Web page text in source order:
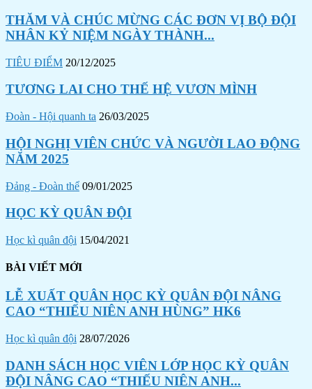
THĂM VÀ CHÚC MỪNG CÁC ĐƠN VỊ BỘ ĐỘI
NHÂN KỶ NIỆM NGÀY THÀNH...
TIÊU ĐIỂM 20/12/2025
TƯƠNG LAI CHO THẾ HỆ VƯƠN MÌNH
Đoàn - Hội quanh ta 26/03/2025
HỘI NGHỊ VIÊN CHỨC VÀ NGƯỜI LAO ĐỘNG
NĂM 2025
Đảng - Đoàn thể 09/01/2025
HỌC KỲ QUÂN ĐỘI
Học kì quân đội 15/04/2021
BÀI VIẾT MỚI
LỄ XUẤT QUÂN HỌC KỲ QUÂN ĐỘI NÂNG
CAO “THIẾU NIÊN ANH HÙNG” HK6
Học kì quân đội 28/07/2026
DANH SÁCH HỌC VIÊN LỚP HỌC KỲ QUÂN
ĐỘI NÂNG CAO “THIẾU NIÊN ANH...